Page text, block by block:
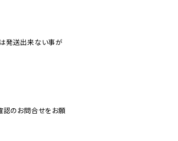
発送出来ない事が
認のお問合せをお願